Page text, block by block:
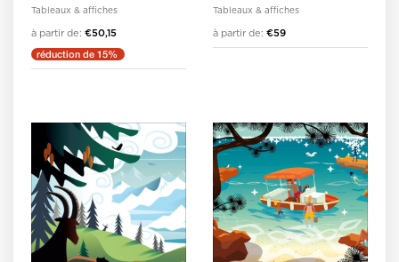
Tableaux & affiches
à partir de: €50,15
réduction de 15%
Tableaux & affiches
à partir de: €59